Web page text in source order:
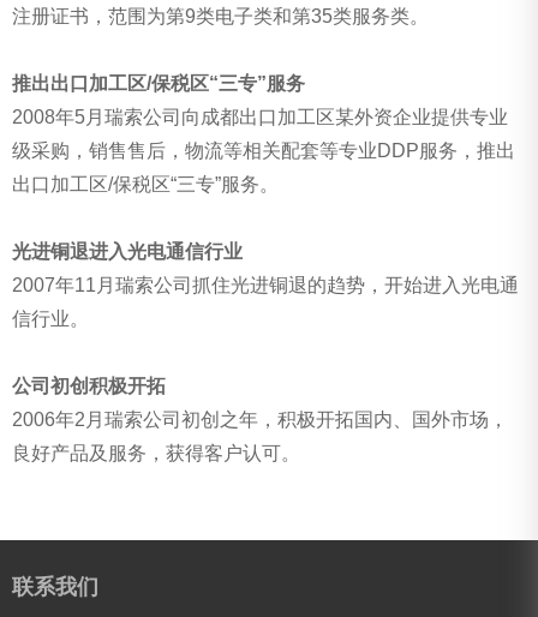
注册证书，范围为第9类电子类和第35类服务类。
推出出口加工区/保税区“三专”服务
2008年5月瑞索公司向成都出口加工区某外资企业提供专业
级采购，销售售后，物流等相关配套等专业DDP服务，推出
出口加工区/保税区“三专”服务。
光进铜退进入光电通信行业
2007年11月瑞索公司抓住光进铜退的趋势，开始进入光电通
信行业。
公司初创积极开拓
2006年2月瑞索公司初创之年，积极开拓国内、国外市场，
良好产品及服务，获得客户认可。
联系我们